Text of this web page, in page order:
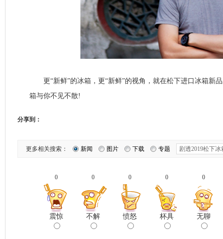
更“新鲜”的冰箱，更“新鲜”的视角，就在松下进口冰箱新
箱与你不见不散!
分享到：
更多相关搜索： 新闻 图片 下载 专题
0
震惊
0
不解
0
愤怒
0
杯具
0
无聊